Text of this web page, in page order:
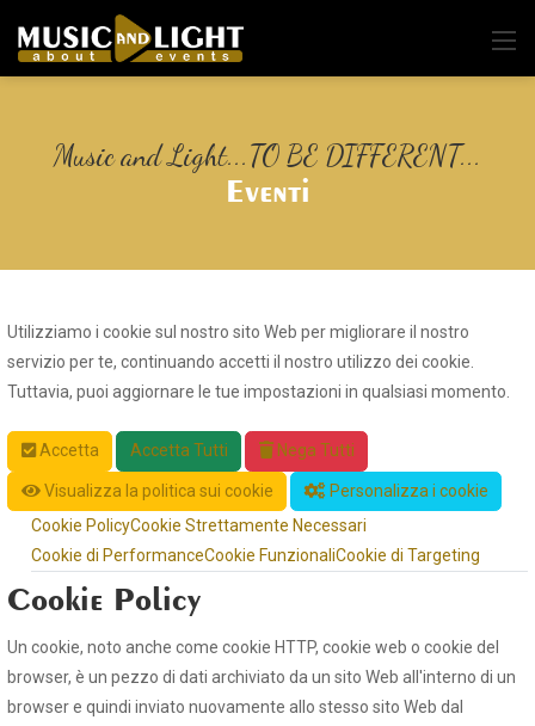
Music and Light...TO BE DIFFERENT...
Eventi
Utilizziamo i cookie sul nostro sito Web per migliorare il nostro
servizio per te, continuando accetti il nostro utilizzo dei cookie.
Tuttavia, puoi aggiornare le tue impostazioni in qualsiasi momento.
Accetta Accetta Tutti Nega Tutti
Visualizza la politica sui cookie
Personalizza i cookie
Cookie PolicyCookie Strettamente Necessari
Cookie di PerformanceCookie FunzionaliCookie di Targeting
Cookie Policy
Un cookie, noto anche come cookie HTTP, cookie web o cookie del
browser, è un pezzo di dati archiviato da un sito Web all'interno di un
browser e quindi inviato nuovamente allo stesso sito Web dal